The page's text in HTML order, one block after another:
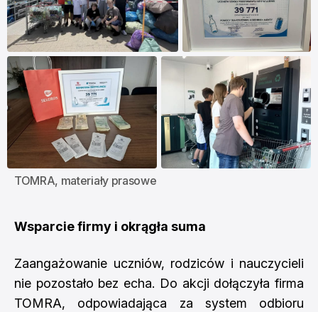
TOMRA, materiały prasowe
Wsparcie firmy i okrągła suma
Zaangażowanie uczniów, rodziców i nauczycieli
nie pozostało bez echa. Do akcji dołączyła firma
TOMRA, odpowiadająca za system odbioru